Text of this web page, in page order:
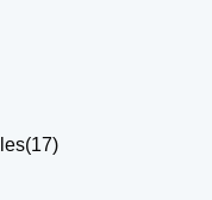
(17)